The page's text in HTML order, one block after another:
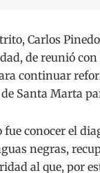
Carlos
de reunió
continuar
Santa Marta
fue conocer el
negras,
al que, por